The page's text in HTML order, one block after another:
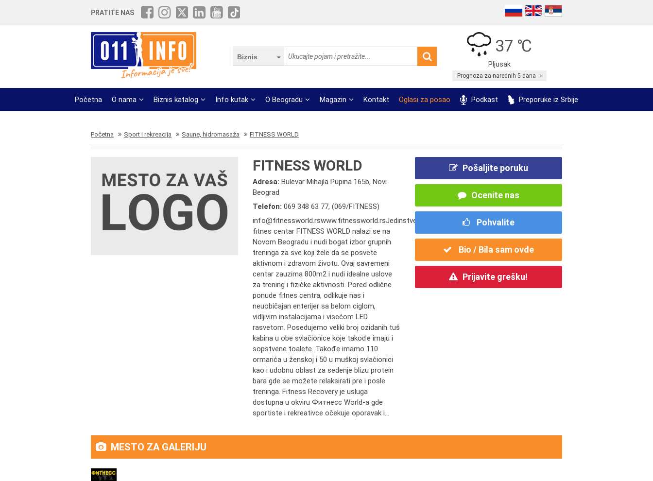
PRATITE NAS
Biznis
37 ℃
Pljusak
Prognoza za narednih 5 dana
Početna O nama Biznis katalog Info kutak O Beogradu Magazin Kontakt Oglasi za posao Podkast Preporuke iz Srbije
Početna Sport i rekreacija Saune, hidromasaža FITNESS WORLD
FITNESS WORLD
Adresa:Bulevar Mihajla Pupina 165b, Novi
Beograd
Telefon:069 348 63 77,(069/FITNESS)
info@fitnessworld.rswww.fitnessworld.rsJedinstveni
fitnes centar FITNESS WORLD nalazi se na
Novom Beogradu i nudi bogat izbor grupnih
treninga za sve koji žele da se posvete
aktivnom i zdravom životu. Ovaj savremeni
centar zauzima 800m2 i nudi idealne uslove
za trening i fizičke aktivnosti. Pored odlične
ponude fitnes centra, odlikuje nas i
neuobičajan enterijer sa belom ciglom,
vidljivim instalacijama i visećom LED
rasvetom. Posedujemo veliki broj ozidanih tuš
kabina u obe svlačionice koje takođe imaju i
sopstvene toalete. Takođe imamo 110
ormarića u ženskoj i 50 u muškoj svlačionici
kao i udobnu oblast za sedenje blizu protein
bara gde se možete relaksirati pre i posle
treninga. Fitness Recovery je usluga
dostupna u okviru Фитнесс World-a gde
sportiste i rekreativce očekuje oporavak i...
Pošaljite poruku
Ocenite nas
Pohvalite
Bio / Bila sam ovde
Prijavite grešku!
MESTO ZA GALERIJU